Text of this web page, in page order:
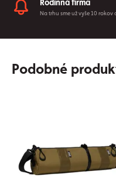
Rodinná firma
Na trhu sme už vyše 10 rokov
Podobné